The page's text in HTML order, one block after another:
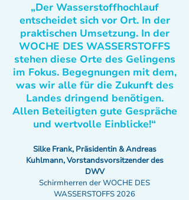
„Der Wasserstoffhochlauf
entscheidet sich vor Ort. In der
praktischen Umsetzung. In der
WOCHE DES WASSERSTOFFS
stehen diese Orte des Gelingens
im Fokus. Begegnungen mit dem,
was wir alle für die Zukunft des
Landes dringend benötigen.
Allen Beteiligten gute Gespräche
und wertvolle Einblicke!“
Silke Frank, Präsidentin & Andreas
Kuhlmann, Vorstandsvorsitzender des
DWV
Schirmherren der WOCHE DES
WASSERSTOFFS 2026